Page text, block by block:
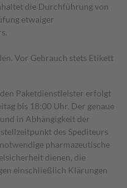
die Durchführung von
etwaiger
Vor Gebrauch stets Etikett
Paketdienstleister erfolgt
bis 18:00 Uhr. Der genaue
in Abhängigkeit der
des Spediteurs
pharmazeutische
dienen, die
einschließlich Klärungen